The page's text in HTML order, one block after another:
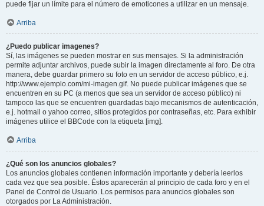
puede fijar un límite para el número de emoticones a utilizar en un mensaje.
Arriba
¿Puedo publicar imagenes?
Sí, las imágenes se pueden mostrar en sus mensajes. Si la administración
permite adjuntar archivos, puede subir la imagen directamente al foro. De otra
manera, debe guardar primero su foto en un servidor de acceso público, e.j.
http://www.ejemplo.com/mi-imagen.gif. No puede publicar imágenes que se
encuentren en su PC (a menos que sea un servidor de acceso público) ni
tampoco las que se encuentren guardadas bajo mecanismos de autenticación,
e.j. hotmail o yahoo correo, sitios protegidos por contraseñas, etc. Para exhibir
imágenes utilice el BBCode con la etiqueta [img].
Arriba
¿Qué son los anuncios globales?
Los anuncios globales contienen información importante y debería leerlos
cada vez que sea posible. Éstos aparecerán al principio de cada foro y en el
Panel de Control de Usuario. Los permisos para anuncios globales son
otorgados por La Administración.